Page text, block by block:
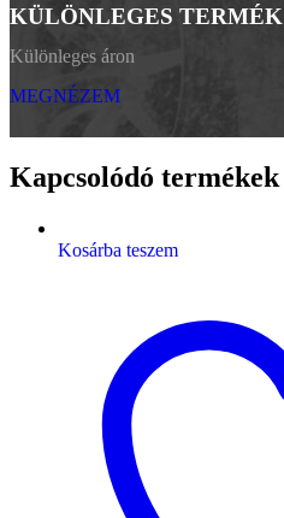
KÜLÖNLEGES TERMÉK
Különleges áron
MEGNÉZEM
Kapcsolódó termékek
Kosárba teszem